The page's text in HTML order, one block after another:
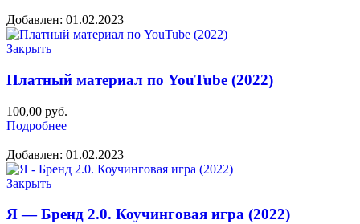
Добавлен: 01.02.2023
Закрыть
Платный материал по YouTube (2022)
100,00 руб.
Подробнее
Добавлен: 01.02.2023
Закрыть
Я — Бренд 2.0. Коучинговая игра (2022)